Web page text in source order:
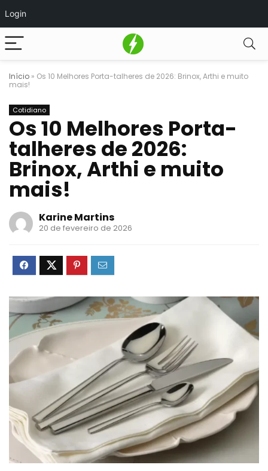
Login
Início » Os 10 Melhores Porta-talheres de 2026: Brinox, Arthi e muito
mais!
Cotidiano
Os 10 Melhores Porta-
talheres de 2026:
Brinox, Arthi e muito
mais!
Karine Martins
20 de fevereiro de 2026